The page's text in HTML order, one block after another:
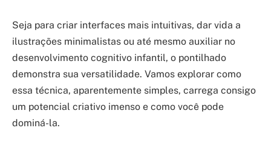
Seja para criar interfaces mais intuitivas, dar vida a
ilustrações minimalistas ou até mesmo auxiliar no
desenvolvimento cognitivo infantil, o pontilhado
demonstra sua versatilidade. Vamos explorar como
essa técnica, aparentemente simples, carrega consigo
um potencial criativo imenso e como você pode
dominá-la.